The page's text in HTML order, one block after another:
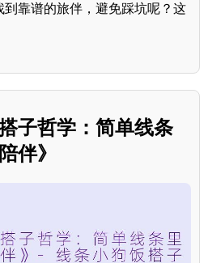
靠谱的旅伴，避免踩坑呢？这
子哲学：简单线条
伴》